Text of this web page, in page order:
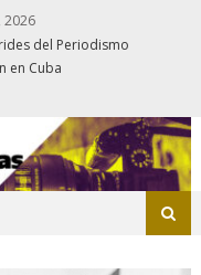
2026
del Periodismo
en Cuba